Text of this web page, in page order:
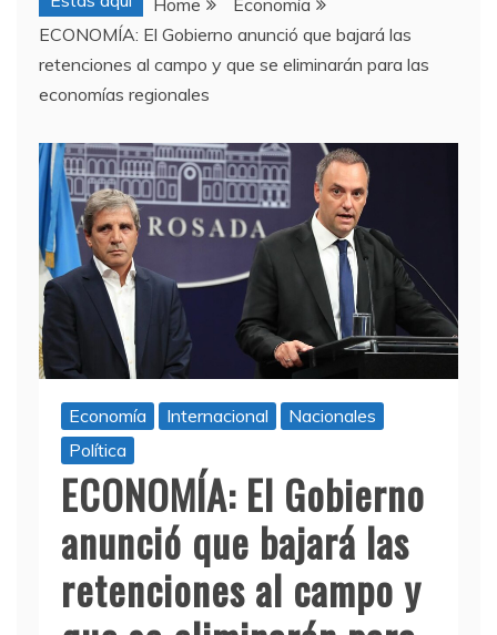
Home
Economía
ECONOMÍA: El Gobierno anunció que bajará las
retenciones al campo y que se eliminarán para las
economías regionales
Economía Internacional
Nacionales
Política
ECONOMÍA: El Gobierno
anunció que bajará las
retenciones al campo y